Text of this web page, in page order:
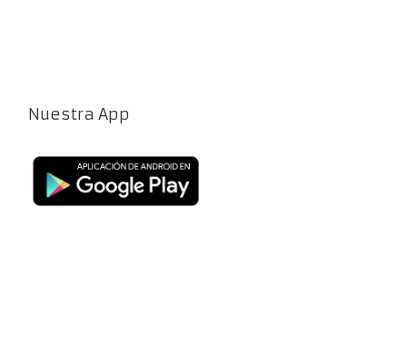
Nuestra App